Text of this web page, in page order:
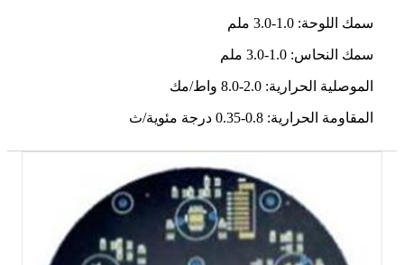
سمك اللوحة: 1.0-3.0 ملم
سمك النحاس: 1.0-3.0 ملم
الموصلية الحرارية: 2.0-8.0 واط/مك
المقاومة الحرارية: 0.8-0.35 درجة مئوية/ث